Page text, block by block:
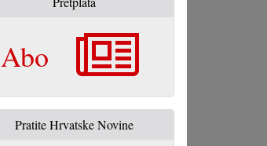
Abo
Pratite Hrvatske Novine